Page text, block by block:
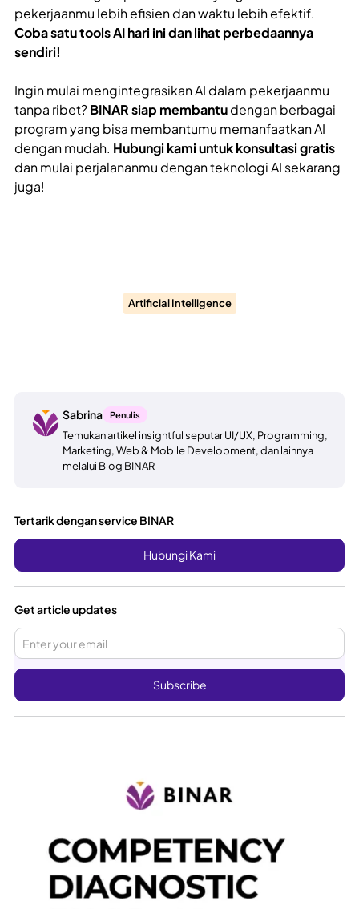
pekerjaanmu lebih efisien dan waktu lebih efektif.
Coba satu tools AI hari ini dan lihat perbedaannya
sendiri!
Ingin mulai mengintegrasikan AI dalam pekerjaanmu
tanpa ribet?BINAR siap membantudengan berbagai
program yang bisa membantumu memanfaatkan AI
dengan mudah. Hubungi kami untuk konsultasi gratis
dan mulai perjalananmu dengan teknologi AI sekarang
juga!
Artificial Intelligence
Sabrina Penulis
Temukan artikel insightful seputar UI/UX, Programming,
Marketing, Web & Mobile Development, dan lainnya
melalui Blog BINAR
Tertarik dengan service BINAR
Hubungi Kami
Get article updates